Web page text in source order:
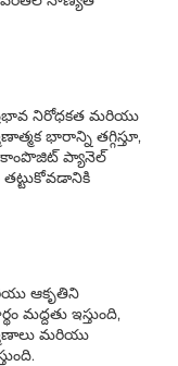
నిరోధకత మరియు
భారాన్ని తగ్గిస్తూ,
ప్యానెల్
ఆకృతిని
మద్దతు ఇస్తుంది,
మరియు